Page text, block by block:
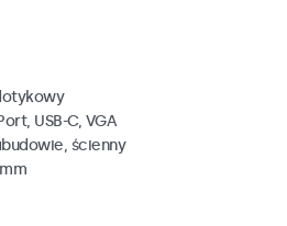
USB-C, VGA
ścienny